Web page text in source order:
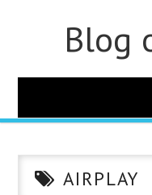
Blog
O STRONIEAIRPLAY